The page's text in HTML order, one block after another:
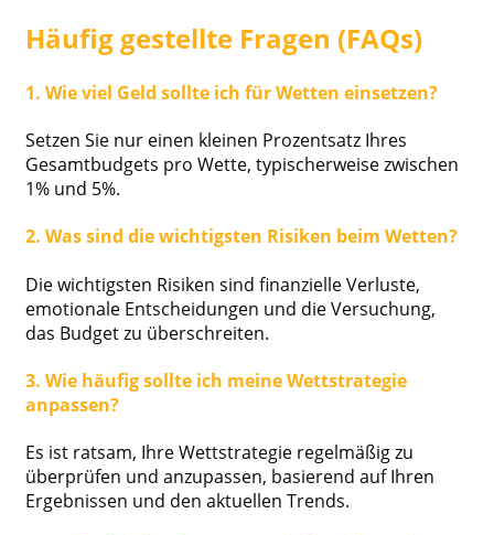
Häufig gestellte Fragen (FAQs)
1. Wie viel Geld sollte ich für Wetten einsetzen?
Setzen Sie nur einen kleinen Prozentsatz Ihres
Gesamtbudgets pro Wette, typischerweise zwischen
1% und 5%.
2. Was sind die wichtigsten Risiken beim Wetten?
Die wichtigsten Risiken sind finanzielle Verluste,
emotionale Entscheidungen und die Versuchung,
das Budget zu überschreiten.
3. Wie häufig sollte ich meine Wettstrategie
anpassen?
Es ist ratsam, Ihre Wettstrategie regelmäßig zu
überprüfen und anzupassen, basierend auf Ihren
Ergebnissen und den aktuellen Trends.